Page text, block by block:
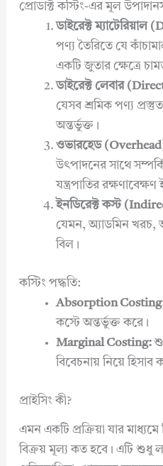
প্রোডাক্ট কস্টিং-এর মূল
ডাইরেক্ট
পণ্য তৈরিতে যে
একটি জুতার ক্ষেত্রে
ডাইরেক্ট লেবার
যেসব শ্রমিক পণ্য
অন্তর্ভুক্ত।
ওভারহেড
উৎপাদনের সাথে
যন্ত্রপাতির রক্ষণাবেক্ষণ
ইনডিরেক্ট কস্ট
যেমন, অ্যাডমিন খরচ,
বিল।
কস্টিং পদ্ধতি:
Absorption
কস্টে অন্তর্ভুক্ত করে।
Marginal Costing:
বিবেচনায় নিয়ে হিসাব
প্রাইসিং কী?
এমন একটি প্রক্রিয়া যার মাধ্যমে
বিক্রয় মূল্য কত হবে। এটি শুধু